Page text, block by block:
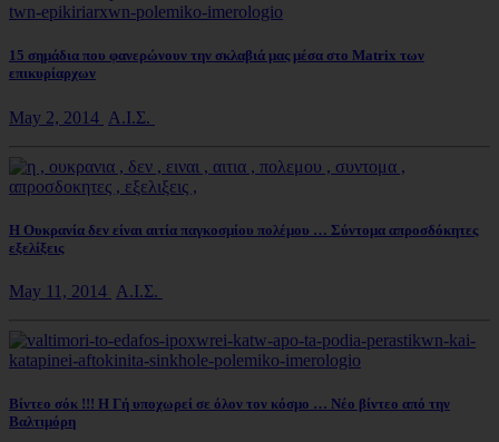
15 σημάδια που φανερώνουν την σκλαβιά μας μέσα στο Matrix των
επικυρίαρχων
May 2, 2014 Α.Ι.Σ.
Η Ουκρανία δεν είναι αιτία παγκοσμίου πολέμου … Σύντομα απροσδόκητες
εξελίξεις
May 11, 2014 Α.Ι.Σ.
Βίντεο σόκ !!! Η Γή υποχωρεί σε όλον τον κόσμο … Νέο βίντεο από την
Βαλτιμόρη